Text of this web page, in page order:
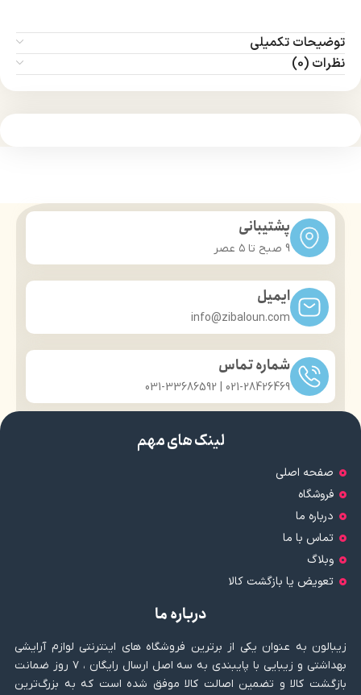
توضیحات تکمیلی
نظرات (0)
پشتیبانی
9 صبح تا ۵ عصر
ایمیل
info@zibaloun.com
شماره تماس
021-28426469 | 031-33686592
لینک های مهم
صفحه اصلی
فروشگاه
درباره ما
تماس با ما
وبلاگ
تعویض یا بازگشت کالا
درباره ما
زیبالون به عنوان یکی از برترین فروشگاه های اینترنتی لوازم آرایشی
بهداشتی و زیبایی با پایبندی به سه اصل ارسال رایگان ، ۷ روز ضمانت
بازگشت کالا و تضمین اصالت کالا موفق شده است که به بزرگ‌ترین